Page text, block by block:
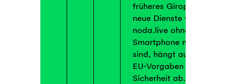
früheres Giropay oder
neue Dienste wie
noda.live ohne
Smartphone möglich
sind, hängt auch von
EU-Vorgaben zur
Sicherheit ab. Danke